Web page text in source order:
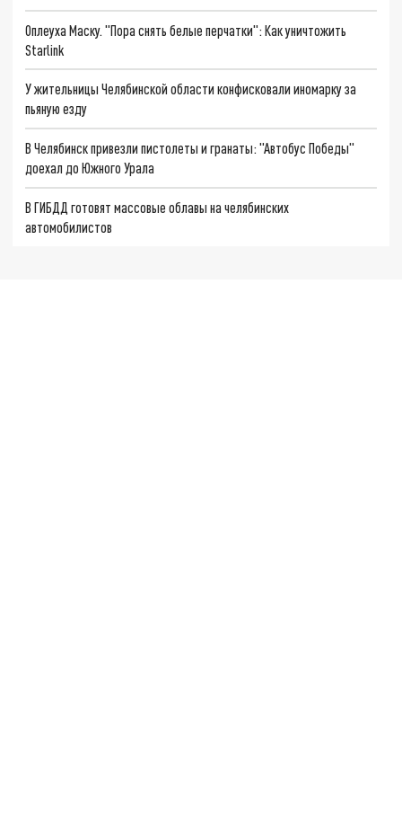
Оплеуха Маску. "Пора снять белые перчатки": Как уничтожить
Starlink
У жительницы Челябинской области конфисковали иномарку за
пьяную езду
В Челябинск привезли пистолеты и гранаты: "Автобус Победы"
доехал до Южного Урала
В ГИБДД готовят массовые облавы на челябинских
автомобилистов